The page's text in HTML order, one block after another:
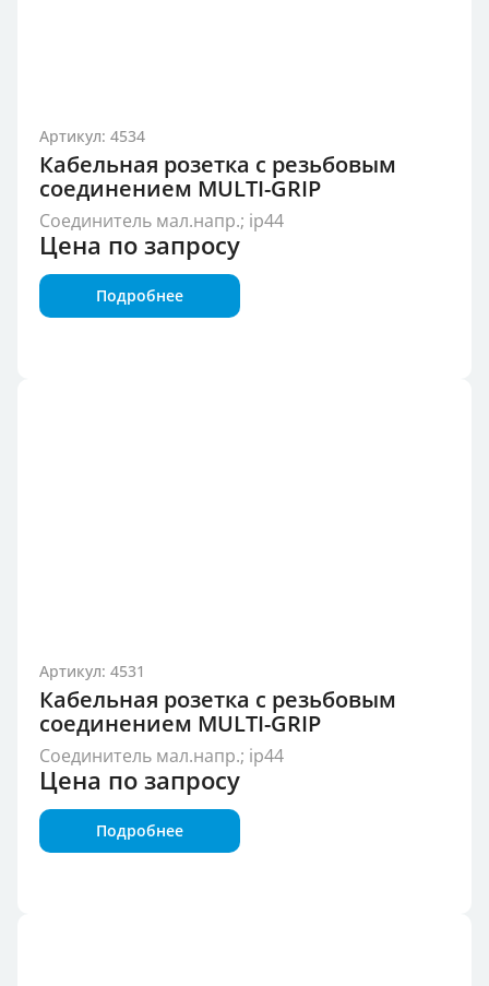
Артикул: 4534
Кабельная розетка с резьбовым
соединением MULTI-GRIP
Соединитель мал.напр.; ip44
Цена по запросу
Подробнее
Артикул: 4531
Кабельная розетка с резьбовым
соединением MULTI-GRIP
Соединитель мал.напр.; ip44
Цена по запросу
Подробнее